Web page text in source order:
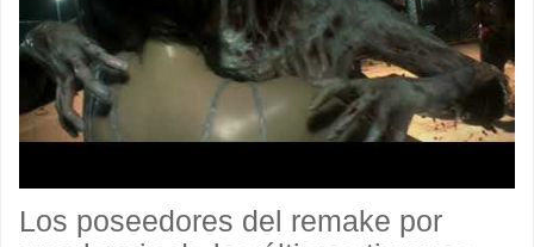
Los poseedores del remake por